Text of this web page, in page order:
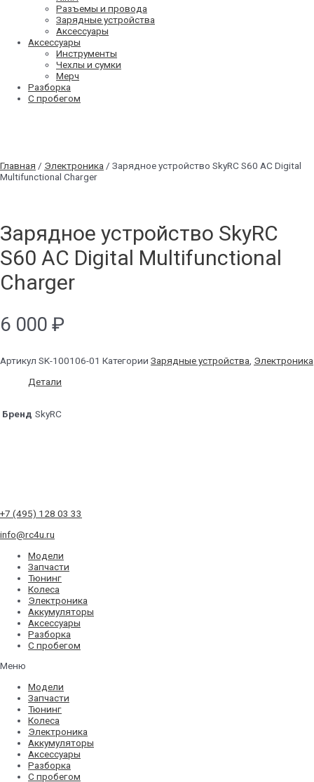
Разъемы и провода
Зарядные устройства
Аксессуары
Аксессуары
Инструменты
Чехлы и сумки
Мерч
Разборка
С пробегом
Главная / Электроника / Зарядное устройство SkyRC S60 AC Digital
Multifunctional Charger
Зарядное устройство SkyRC
S60 AC Digital Multifunctional
Charger
6 000 ₽
Артикул SK-100106-01 Категории Зарядные устройства, Электроника
Детали
Бренд SkyRC
+7 (495) 128 03 33
info@rc4u.ru
Модели
Запчасти
Тюнинг
Колеса
Электроника
Аккумуляторы
Аксессуары
Разборка
С пробегом
Меню
Модели
Запчасти
Тюнинг
Колеса
Электроника
Аккумуляторы
Аксессуары
Разборка
С пробегом